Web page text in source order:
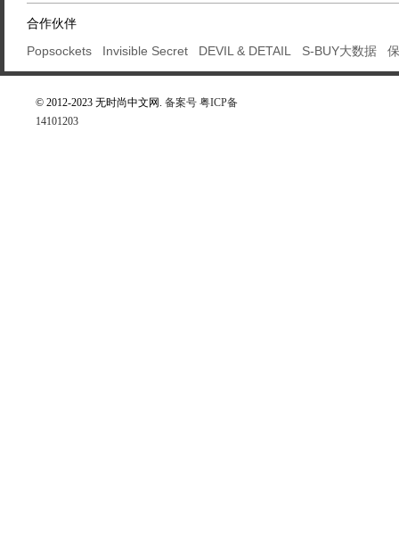
合作伙伴
Popsockets
Invisible Secret DEVIL & DETAIL S-BUY大数据
© 2012-2023 无时尚中文网. 备案号 粤ICP备
14101203